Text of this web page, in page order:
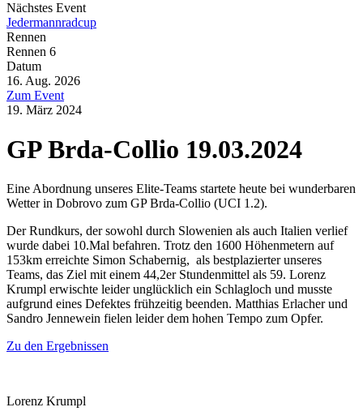
Nächstes Event
Jedermannradcup
Rennen
Rennen 6
Datum
16. Aug. 2026
Zum Event
19. März 2024
GP Brda-Collio 19.03.2024
Eine Abordnung unseres Elite-Teams startete heute bei wunderbaren
Wetter in Dobrovo zum GP Brda-Collio (UCI 1.2).
Der Rundkurs, der sowohl durch Slowenien als auch Italien verlief
wurde dabei 10.Mal befahren. Trotz den 1600 Höhenmetern auf
153km erreichte Simon Schabernig, als bestplazierter unseres
Teams, das Ziel mit einem 44,2er Stundenmittel als 59. Lorenz
Krumpl erwischte leider unglücklich ein Schlagloch und musste
aufgrund eines Defektes frühzeitig beenden. Matthias Erlacher und
Sandro Jennewein fielen leider dem hohen Tempo zum Opfer.
Zu den Ergebnissen
Lorenz Krumpl